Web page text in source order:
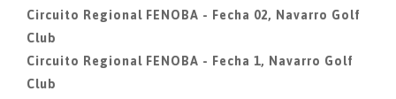
Circuito Regional FENOBA - Fecha 02, Navarro Golf
Club
Circuito Regional FENOBA - Fecha 1, Navarro Golf
Club